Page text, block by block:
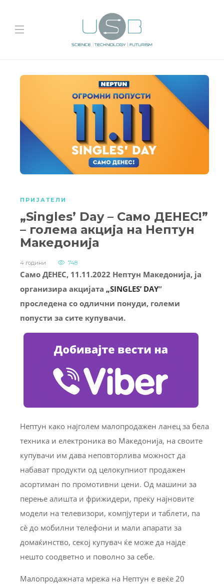
ПРИЈАТЕЛИ
„Singles’ Day – Само ДЕНЕС!”
– голема акција на Нептун
Македонија
4 години 748
Само ДЕНЕС, 11.11.2022 Нептун Македонија, ја
организира акцијата „SINGLES’ DAY”
проследена со одлични понуди, големи
попусти за сите купувачи.
Нептун како најголем малопродажен ланец за бела
техника и електроника во Македонија, на своите
купувачи им дава неповторлива можност да
набават продукти од целокупниот продажен
асортиман по промотивни цени. Од машини за
перење алишта и фрижидери, преку најновите
модели на телевизори, компјутери и таблети, па
сè до мобилни телефони и мали апарати за
домаќинство, секој купувач ќе може да најде
нешто соодветно и поволно за себе.
Малопродажната мрежа на Нептун е веќе 20